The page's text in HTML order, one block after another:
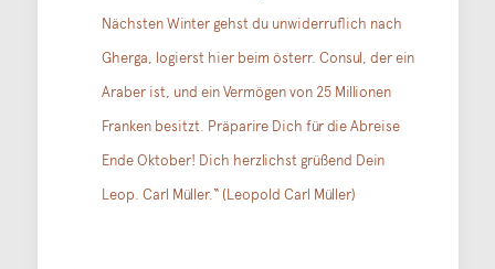
Nächsten Winter gehst du unwiderruflich nach
Gherga, logierst hier beim österr. Consul, der ein
Araber ist, und ein Vermögen von 25 Millionen
Franken besitzt. Präparire Dich für die Abreise
Ende Oktober! Dich herzlichst grüßend Dein
Leop. Carl Müller.“ (Leopold Carl Müller)